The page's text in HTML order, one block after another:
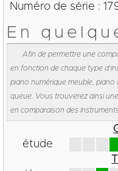
Numéro de série :
En
Afin de permettre une
en fonction de chaque type
piano numérique meuble,
queue. Vous trouverez ainsi
en comparaison des
étude